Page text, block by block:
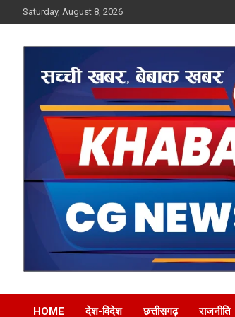
to
Saturday, August 8, 2026
Khabar CG News
HOME देश-विदेश छत्तीसगढ़ राजनीति